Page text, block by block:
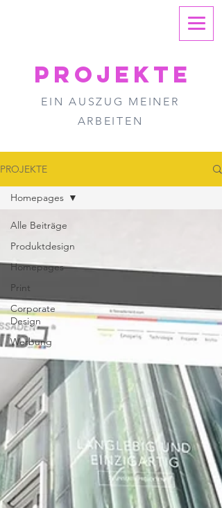
Projekte
EIN AUSZUG MEINER
ARBEITEN
PROJEKTE
Alle Beiträge
Produktdesign
Homepages
Print
Corporate
Design
Werbung
Homepages